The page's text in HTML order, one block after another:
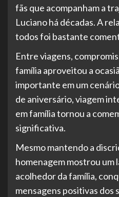
fãs que acompanham a
Luciano há décadas. A
todos foi bastante
Entre viagens,
família aproveitou a
importante em um
de aniversário, viagem
em família tornou a
significativa.
Mesmo mantendo a
homenagem mostrou um
acolhedor da família,
mensagens positivas dos